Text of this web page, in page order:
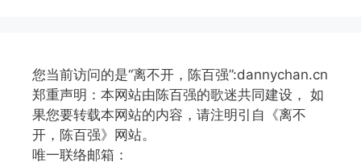
您当前访问的是“离不开，陈百强”:dannychan.cn
郑重声明：本网站由陈百强的歌迷共同建设， 如
果您要转载本网站的内容，请注明引自《离不
开，陈百强》网站。
唯一联络邮箱：